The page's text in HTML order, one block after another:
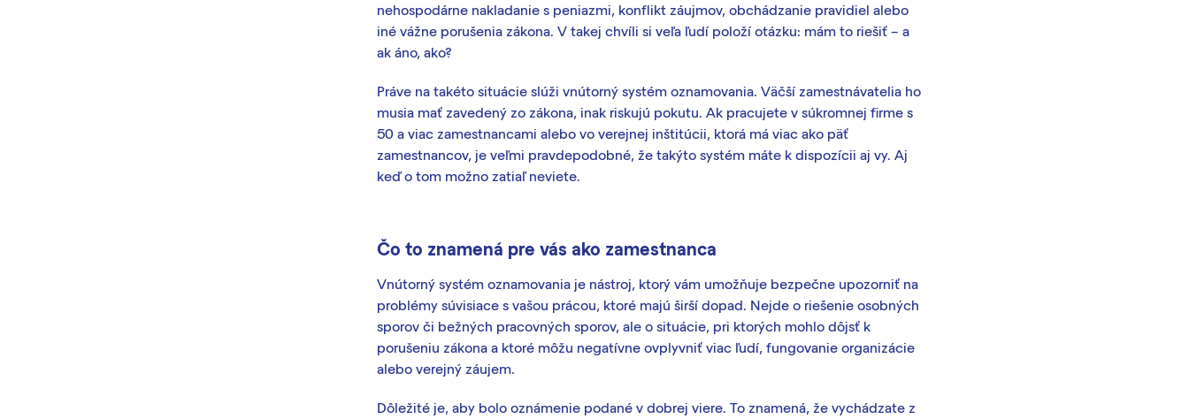
nehospodárne nakladanie s peniazmi, konflikt záujmov, obchádzanie pravidiel alebo
iné vážne porušenia zákona. V takej chvíli si veľa ľudí položí otázku: mám to riešiť – a
ak áno, ako?
Práve na takéto situácie slúži vnútorný systém oznamovania. Väčší zamestnávatelia ho
musia mať zavedený zo zákona, inak riskujú pokutu. Ak pracujete v súkromnej firme s
50 a viac zamestnancami alebo vo verejnej inštitúcii, ktorá má viac ako päť
zamestnancov, je veľmi pravdepodobné, že takýto systém máte k dispozícii aj vy. Aj
keď o tom možno zatiaľ neviete.
Čo to znamená pre vás ako zamestnanca
Vnútorný systém oznamovania je nástroj, ktorý vám umožňuje bezpečne upozorniť na
problémy súvisiace s vašou prácou, ktoré majú širší dopad. Nejde o riešenie osobných
sporov či bežných pracovných sporov, ale o situácie, pri ktorých mohlo dôjsť k
porušeniu zákona a ktoré môžu negatívne ovplyvniť viac ľudí, fungovanie organizácie
alebo verejný záujem.
Dôležité je, aby bolo oznámenie podané v dobrej viere. To znamená, že vychádzate z